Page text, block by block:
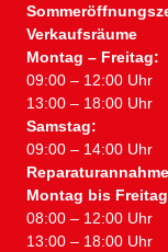
Verkaufsräume
Montag – Freitag:
09:00 – 12:00 Uhr
13:00 – 18:00 Uhr
Samstag:
09:00 – 14:00 Uhr
Reparaturannahme
Montag bis
08:00 – 12:00 Uhr
13:00 – 18:00 Uhr